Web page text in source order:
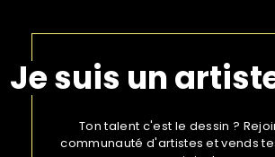
Je suis un
Ton talent c'est le dessin ?
communauté d'artistes et vends